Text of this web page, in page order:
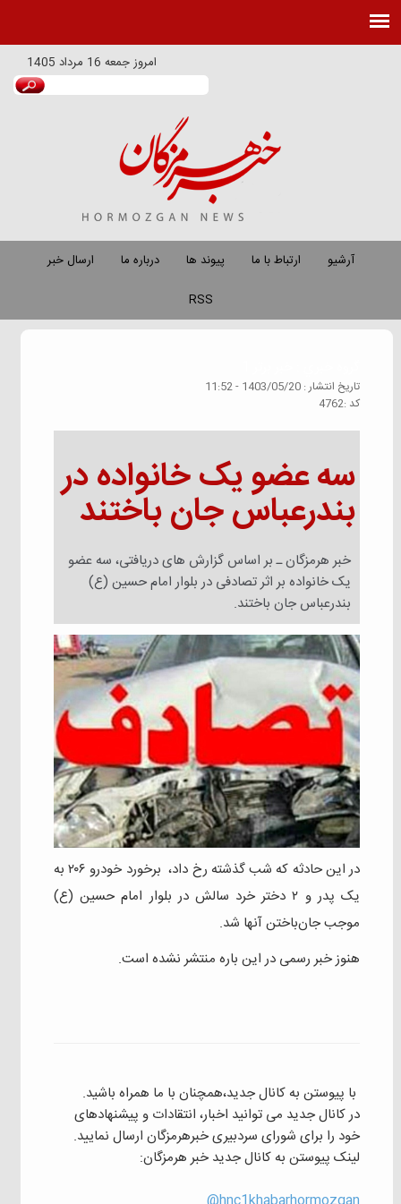
امروزجمعه 16 مرداد 1405
آرشیو ارتباط با ما پیوند ها درباره ما
ارسال خبر
RSS
تاريخ انتشار : 1403/05/20 - 11:52
كد :4762
سه عضو یک خانواده در
بندرعباس جان باختند
خبر هرمزگان ـ بر اساس گزارش های دریافتی، سه عضو
یک خانواده بر اثر تصادفی در بلوار امام حسین (ع)
بندرعباس جان باختند.
در این حادثه که شب گذشته رخ داد، برخورد خودرو ۲۰۶ به
یک پدر و ۲ دختر خرد سالش در بلوار امام حسین‌ (ع)
موجب‌ جان‌باختن‌ آنها شد.
هنوز خبر رسمی در این باره منتشر نشده است.
با پیوستن به کانال جدید،همچنان با ما همراه باشید.
در کانال جدید می توانید اخبار، انتقادات و پیشنهادهای
خود را برای شورای سردبیری خبرهرمزگان ارسال نمایید.
لینک پیوستن به کانال جدید خبر هرمزگان: